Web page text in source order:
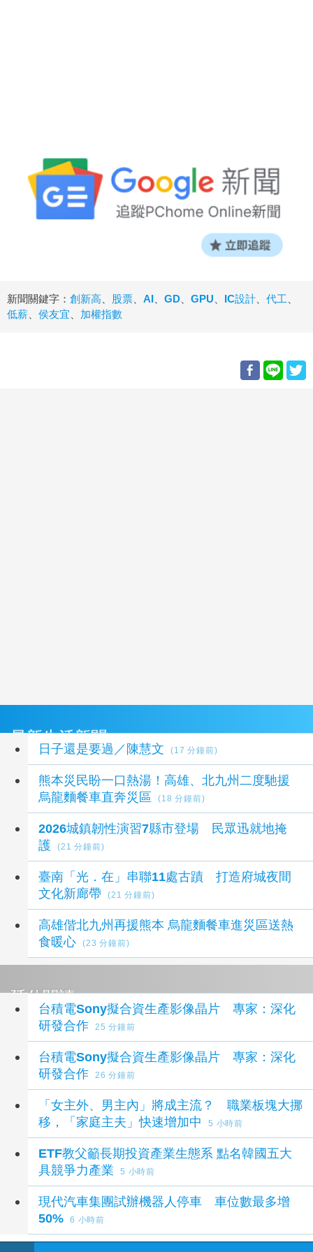
新聞關鍵字： 創新高 股票 AI GD GPU IC設計 代工
低薪
侯友宜 加權指數
最新生活新聞
日子還是要過／陳慧文 (17 分鐘前)
熊本災民盼一口熱湯！高雄、北九州二度馳援
烏龍麵餐車直奔災區
(18 分鐘前)
2026城鎮韌性演習7縣市登場 民眾迅就地掩
護
(21 分鐘前)
臺南「光．在」串聯11處古蹟 打造府城夜間
文化新廊帶
(21 分鐘前)
高雄偕北九州再援熊本 烏龍麵餐車進災區送熱
食暖心
(23 分鐘前)
延伸閱讀
台積電Sony擬合資生產影像晶片 專家：深化
研發合作
25 分鐘前
台積電Sony擬合資生產影像晶片 專家：深化
研發合作
26 分鐘前
「女主外、男主內」將成主流？ 職業板塊大挪
移，「家庭主夫」快速增加中
5 小時前
ETF教父籲長期投資產業生態系 點名韓國五大
具競爭力產業
5 小時前
現代汽車集團試辦機器人停車 車位數最多增
50%
6 小時前